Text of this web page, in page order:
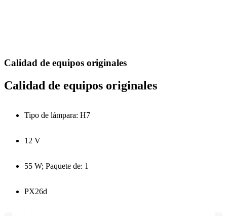
Calidad de equipos originales
Calidad de equipos originales
Tipo de lámpara: H7
12 V
55 W; Paquete de: 1
PX26d